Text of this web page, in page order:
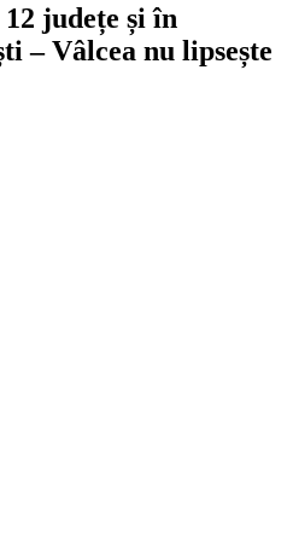
județe și în
– Vâlcea nu lipsește